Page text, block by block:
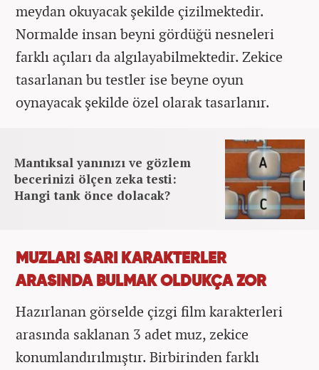
meydan okuyacak şekilde çizilmektedir.
Normalde insan beyni gördüğü nesneleri
farklı açıları da algılayabilmektedir. Zekice
tasarlanan bu testler ise beyne oyun
oynayacak şekilde özel olarak tasarlanır.
Mantıksal yanınızı ve gözlem
becerinizi ölçen zeka testi:
Hangi tank önce dolacak?
MUZLARI SARI KARAKTERLER
ARASINDA BULMAK OLDUKÇA ZOR
Hazırlanan görselde çizgi film karakterleri
arasında saklanan 3 adet muz, zekice
konumlandırılmıştır. Birbirinden farklı